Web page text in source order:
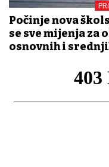
Počinje nova
se sve mijenja za
osnovnih i